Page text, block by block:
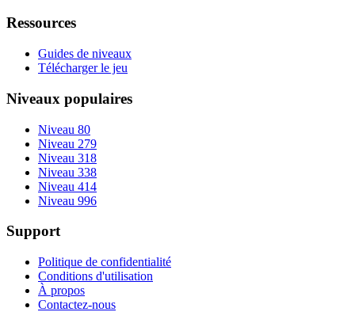
Ressources
Guides de niveaux
Télécharger le jeu
Niveaux populaires
Niveau 80
Niveau 279
Niveau 318
Niveau 338
Niveau 414
Niveau 996
Support
Politique de confidentialité
Conditions d'utilisation
À propos
Contactez-nous